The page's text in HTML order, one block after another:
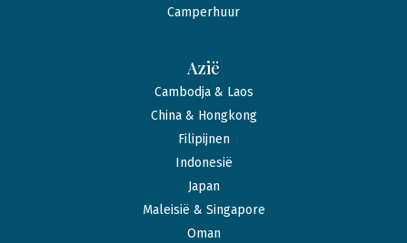
Camperhuur
Azië
Cambodja & Laos
China & Hongkong
Filipijnen
Indonesië
Japan
Maleisië & Singapore
Oman